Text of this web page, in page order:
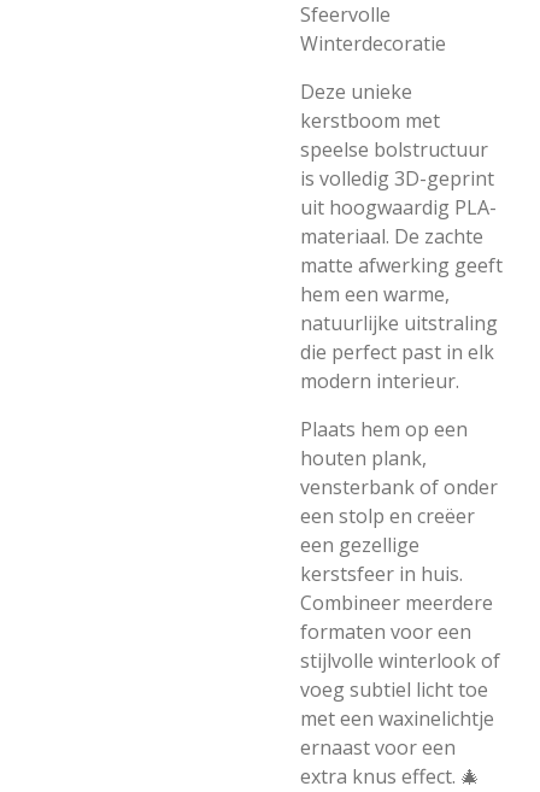
Sfeervolle
Winterdecoratie
Deze unieke
kerstboom met
speelse bolstructuur
is volledig 3D-geprint
uit hoogwaardig PLA-
materiaal. De zachte
matte afwerking geeft
hem een warme,
natuurlijke uitstraling
die perfect past in elk
modern interieur.
Plaats hem op een
houten plank,
vensterbank of onder
een stolp en creëer
een gezellige
kerstsfeer in huis.
Combineer meerdere
formaten voor een
stijlvolle winterlook of
voeg subtiel licht toe
met een waxinelichtje
ernaast voor een
extra knus effect. 🎄